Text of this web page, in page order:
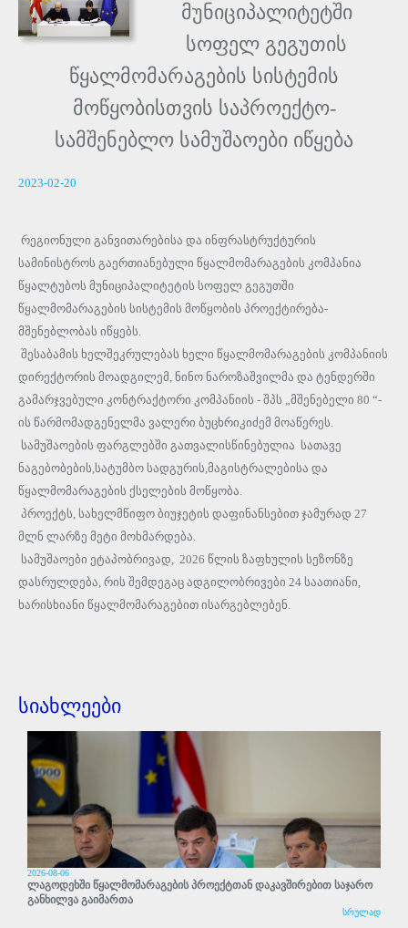
მუნიციპალიტეტში
სოფელ გეგუთის
წყალმომარაგების სისტემის
მოწყობისთვის საპროექტო-
სამშენებლო სამუშაოები იწყება
2023-02-20
რეგიონული განვითარებისა და ინფრასტრუქტურის
სამინისტროს გაერთიანებული წყალმომარაგების კომპანია
წყალტუბოს მუნიციპალიტეტის სოფელ გეგუთში
წყალმომარაგების სისტემის მოწყობის პროექტირება-
მშენებლობას იწყებს.
შესაბამის ხელშეკრულებას ხელი წყალმომარაგების კომპანიის
დირექტორის მოადგილემ, ნინო ნაროზაშვილმა და ტენდერში
გამარჯვებული კონტრაქტორი კომპანიის - შპს „მშენებელი 80 “-
ის წარმომადგენელმა ვალერი ბუცხრიკიძემ მოაწერეს.
სამუშაოების ფარგლებში გათვალისწინებულია სათავე
ნაგებობების,სატუმბო სადგურის,მაგისტრალებისა და
წყალმომარაგების ქსელების მოწყობა.
პროექტს, სახელმწიფო ბიუჯეტის დაფინანსებით ჯამურად 27
მლნ ლარზე მეტი მოხმარდება.
სამუშაოები ეტაპობრივად, 2026 წლის ზაფხულის სეზონზე
დასრულდება, რის შემდეგაც ადგილობრივები 24 საათიანი,
ხარისხიანი წყალმომარაგებით ისარგებლებენ.
სიახლეები
2026-08-06
ლაგოდეხში წყალმომარაგების პროექტთან დაკავშირებით საჯარო
განხილვა გაიმართა
სრულად